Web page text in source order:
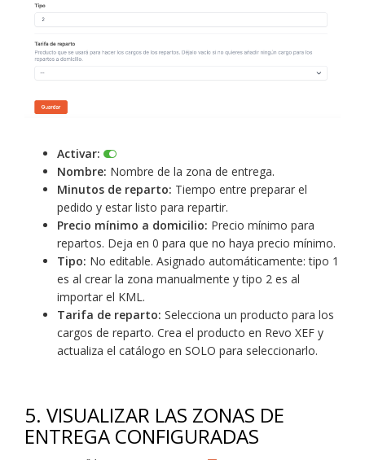
Activar:
Nombre: Nombre de la zona de entrega.
Minutos de reparto: Tiempo entre preparar el
pedido y estar listo para repartir.
Precio mínimo a domicilio: Precio mínimo para
repartos. Deja en 0 para que no haya precio mínimo.
Tipo: No editable. Asignado automáticamente: tipo 1
es al crear la zona manualmente y tipo 2 es al
importar el KML.
Tarifa de reparto: Selecciona un producto para los
cargos de reparto. Crea el producto en Revo XEF y
actualiza el catálogo en SOLO para seleccionarlo.
5. VISUALIZAR LAS ZONAS DE
ENTREGA CONFIGURADAS